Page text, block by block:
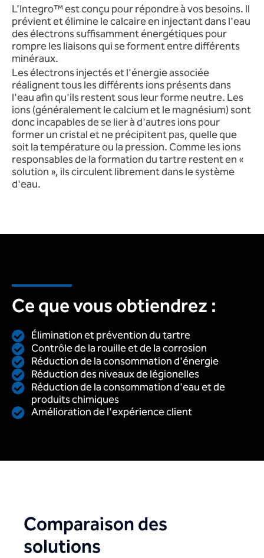
L'Integro™ est conçu pour répondre à vos besoins. Il
prévient et élimine le calcaire en injectant dans l'eau
des électrons suffisamment énergétiques pour
rompre les liaisons qui se forment entre différents
minéraux.
Les électrons injectés et l'énergie associée
réalignent tous les différents ions présents dans
l'eau afin qu'ils restent sous leur forme neutre. Les
ions (généralement le calcium et le magnésium) sont
donc incapables de se lier à d'autres ions pour
former un cristal et ne précipitent pas, quelle que
soit la température ou la pression. Comme les ions
responsables de la formation du tartre restent en «
solution », ils circulent librement dans le système
d'eau.
Ce que vous obtiendrez :
Élimination et prévention du tartre
Contrôle de la rouille et de la corrosion
Réduction de la consommation d'énergie
Réduction des niveaux de légionelles
Réduction de la consommation d'eau et de
produits chimiques
Amélioration de l'expérience client
Comparaison des
solutions